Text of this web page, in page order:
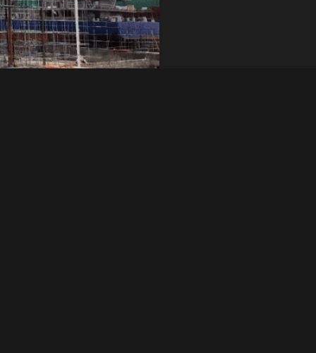
洋環境に適して
かけて向上しま